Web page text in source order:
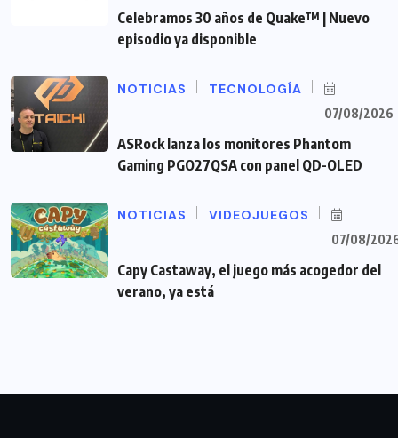
Celebramos 30 años de Quake™ | Nuevo
episodio ya disponible
NOTICIAS TECNOLOGÍA
07/08/2026
ASRock lanza los monitores Phantom
Gaming PGO27QSA con panel QD-OLED
NOTICIAS VIDEOJUEGOS
07/08/
Capy Castaway, el juego más acogedor del
verano, ya está